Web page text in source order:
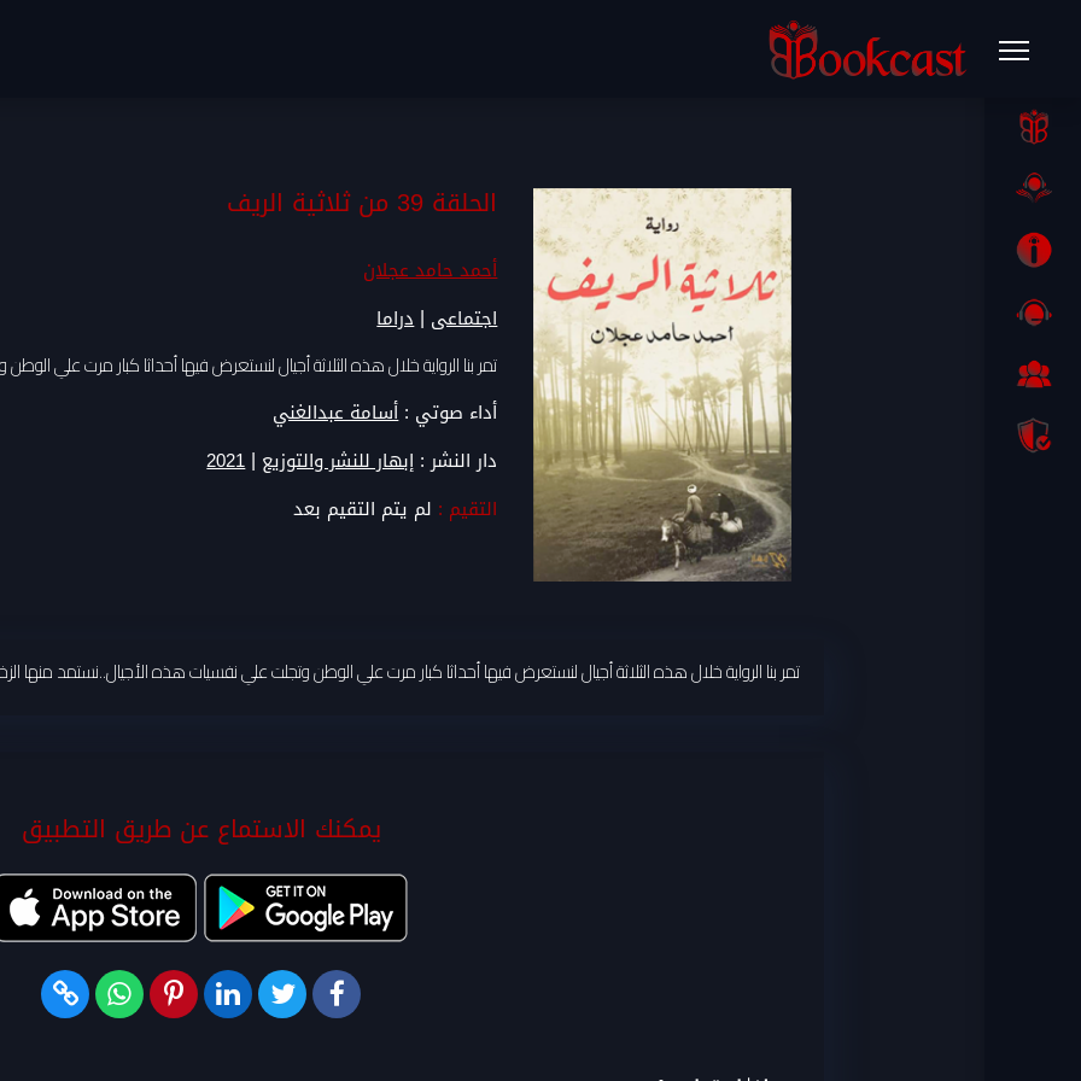
الحلقة 39 من ثلاثية الريف
أحمد حامد عجلان
اجتماعى |دراما
تمر بنا الرواية خلال هذه الثلاثة أجيال لنستعرض فيها أحداثا كبار مرت علي
أداء صوتي :أسامة عبدالغني
دار النشر : إبهار للنشر والتوزيع |
2021
التقيم : لم يتم التقيم بعد
تمر بنا الرواية خلال هذه الثلاثة أجيال لنستعرض فيها أحداثا كبار مرت علي الوطن وتجلت علي نفسيات هذه الأجيال..نستمد منها
يمكنك الاستماع عن طريق التطبيق